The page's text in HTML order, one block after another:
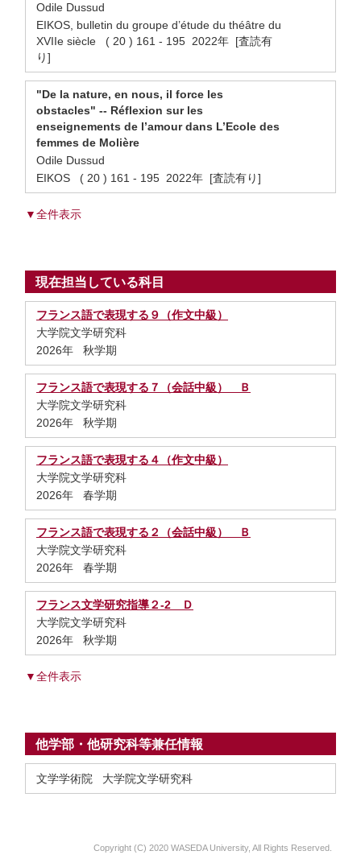
Odile Dussud
EIKOS, bulletin du groupe d’étude du théâtre du
XVIIe siècle ( 20 ) 161 - 195 2022年 [査読有
り]
"De la nature, en nous, il force les
obstacles" -- Réflexion sur les
enseignements de l’amour dans L’Ecole des
femmes de Molière
Odile Dussud
EIKOS ( 20 ) 161 - 195 2022年 [査読有り]
▼全件表示
現在担当している科目
フランス語で表現する９（作文中級）
大学院文学研究科
2026年 秋学期
フランス語で表現する７（会話中級） Ｂ
大学院文学研究科
2026年 秋学期
フランス語で表現する４（作文中級）
大学院文学研究科
2026年 春学期
フランス語で表現する２（会話中級） Ｂ
大学院文学研究科
2026年 春学期
フランス文学研究指導２-2 Ｄ
大学院文学研究科
2026年 秋学期
▼全件表示
他学部・他研究科等兼任情報
文学学術院 大学院文学研究科
Copyright (C) 2020 WASEDA University, All Rights Reserved.